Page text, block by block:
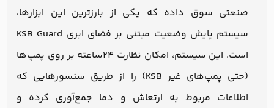
صنعتی سوق داده که یکی از بارزترین این ابزارها،
سیستم پایش وضعیت مبتنی بر فضای ابری KSB Guard
است. این سیستم، امکان نظارت ۲۴ساعته بر روی پمپ‌ها
(حتی پمپ‌های غیر KSB) را از طریق سنسورهایی که
اطلاعات مربوط به ارتعاش و دما جمع‌آوری کرده و